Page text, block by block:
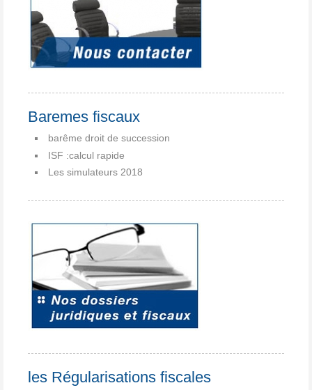
Baremes fiscaux
barême droit de succession
ISF :calcul rapide
Les simulateurs 2018
les Régularisations fiscales